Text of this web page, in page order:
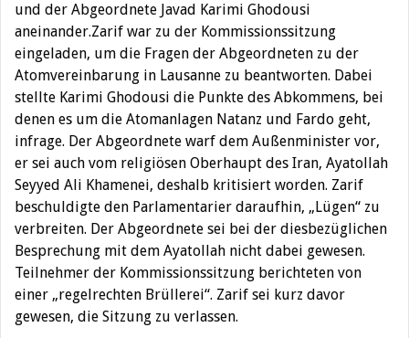
und der Abgeordnete Javad Karimi Ghodousi
aneinander.Zarif war zu der Kommissionssitzung
eingeladen, um die Fragen der Abgeordneten zu der
Atomvereinbarung in Lausanne zu beantworten. Dabei
stellte Karimi Ghodousi die Punkte des Abkommens, bei
denen es um die Atomanlagen Natanz und Fardo geht,
infrage. Der Abgeordnete warf dem Außenminister vor,
er sei auch vom religiösen Oberhaupt des Iran, Ayatollah
Seyyed Ali Khamenei, deshalb kritisiert worden. Zarif
beschuldigte den Parlamentarier daraufhin, „Lügen“ zu
verbreiten. Der Abgeordnete sei bei der diesbezüglichen
Besprechung mit dem Ayatollah nicht dabei gewesen.
Teilnehmer der Kommissionssitzung berichteten von
einer „regelrechten Brüllerei“. Zarif sei kurz davor
gewesen, die Sitzung zu verlassen.